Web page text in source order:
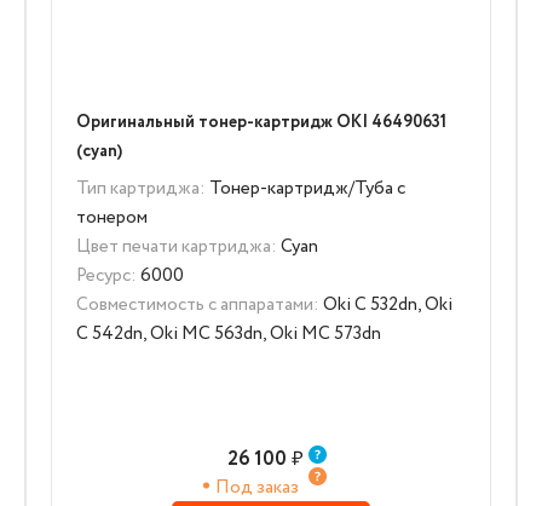
Оригинальный тонер-картридж OKI 46490631
(cyan)
Тип картриджа: Тонер-картридж/Туба с
тонером
Цвет печати картриджа: Cyan
Ресурс: 6000
Совместимость с аппаратами: Oki C 532dn, Oki
C 542dn, Oki MC 563dn, Oki MC 573dn
26 100 ₽
Под заказ